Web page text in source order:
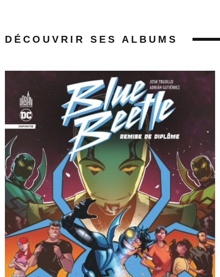
DÉCOUVRIR SES ALBUMS